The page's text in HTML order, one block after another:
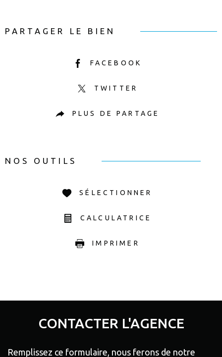
PARTAGER LE BIEN
FACEBOOK
TWITTER
PLUS DE PARTAGE
NOS OUTILS
SÉLECTIONNER
CALCULATRICE
IMPRIMER
CONTACTER L'AGENCE
Remplissez ce formulaire, nous ferons de notre